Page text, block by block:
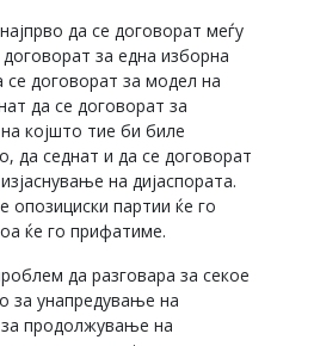
да се договорат меѓу
за една изборна
се договорат за модел на
да се договорат за
којшто тие би биле
да седнат и да се договорат
на дијаспората.
партии ќе го
ќе го прифатиме.
да разговара за секое
унапредување на
продолжување на